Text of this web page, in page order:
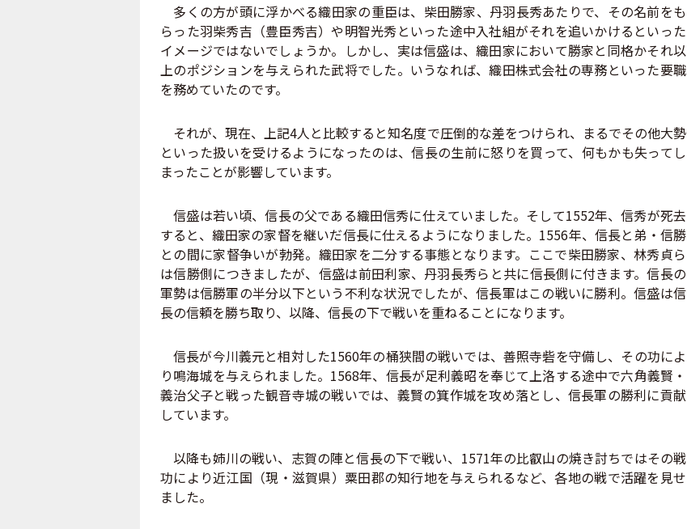
多くの方が頭に浮かべる織田家の重臣は、柴田勝家、丹羽長秀あたりで、その名前をも
らった羽柴秀吉（豊臣秀吉）や明智光秀といった途中入社組がそれを追いかけるといった
イメージではないでしょうか。しかし、実は信盛は、織田家において勝家と同格かそれ以
上のポジションを与えられた武将でした。いうなれば、織田株式会社の専務といった要職
を務めていたのです。
それが、現在、上記4人と比較すると知名度で圧倒的な差をつけられ、まるでその他大勢
といった扱いを受けるようになったのは、信長の生前に怒りを買って、何もかも失ってし
まったことが影響しています。
信盛は若い頃、信長の父である織田信秀に仕えていました。そして1552年、信秀が死去
すると、織田家の家督を継いだ信長に仕えるようになりました。1556年、信長と弟・信勝
との間に家督争いが勃発。織田家を二分する事態となります。ここで柴田勝家、林秀貞ら
は信勝側につきましたが、信盛は前田利家、丹羽長秀らと共に信長側に付きます。信長の
軍勢は信勝軍の半分以下という不利な状況でしたが、信長軍はこの戦いに勝利。信盛は信
長の信頼を勝ち取り、以降、信長の下で戦いを重ねることになります。
信長が今川義元と相対した1560年の桶狭間の戦いでは、善照寺砦を守備し、その功によ
り鳴海城を与えられました。1568年、信長が足利義昭を奉じて上洛する途中で六角義賢・
義治父子と戦った観音寺城の戦いでは、義賢の箕作城を攻め落とし、信長軍の勝利に貢献
しています。
以降も姉川の戦い、志賀の陣と信長の下で戦い、1571年の比叡山の焼き討ちではその戦
功により近江国（現・滋賀県）粟田郡の知行地を与えられるなど、各地の戦で活躍を見せ
ました。